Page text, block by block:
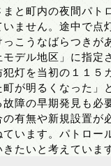
と町内の夜間パト
ません。途中で点
こうなばらつきが
デル地区」に指定
灯を当初の１１５
が明るくなった」
障の早期発見も必
有無や新規設置が
います。パトロー
たいと考えています